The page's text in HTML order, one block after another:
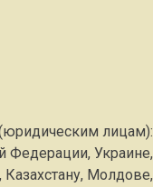
лицам):
Федерации, Украине,
Казахстану, Молдове,